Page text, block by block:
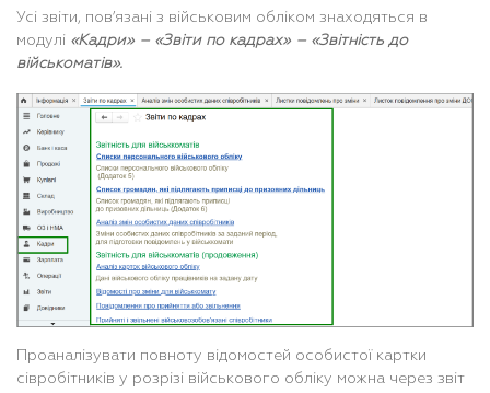
Усі звіти, пов’язані з військовим обліком знаходяться в
модулі «Кадри» – «Звіти по кадрах» – «Звітність до
військоматів».
Проаналізувати повноту відомостей особистої картки
сівробітників у розрізі військового обліку можна через звіт